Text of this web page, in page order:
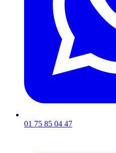
01 75 85 04 47